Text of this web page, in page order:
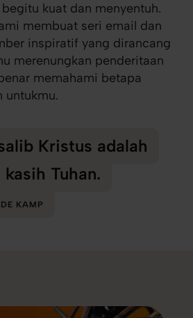
kuat dan menyentuh.
membuat seri email dan
inspiratif yang dirancang
merenungkan penderitaan
memahami betapa
untukmu.
Kristus adalah
Tuhan.
KAMP